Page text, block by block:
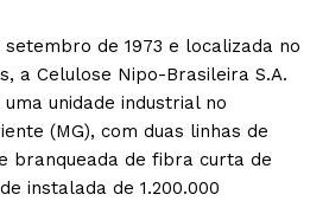
setembro de 1973 e localizada no
a Celulose Nipo-Brasileira S.A.
unidade industrial no
(MG), com duas linhas de
branqueada de fibra curta de
instalada de 1.200.000